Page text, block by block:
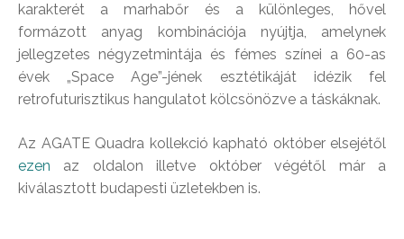
karakterét a marhabőr és a különleges, hővel
formázott anyag kombinációja nyújtja, amelynek
jellegzetes négyzetmintája és fémes színei a 60-as
évek „Space Age”-jének esztétikáját idézik fel
retrofuturisztikus hangulatot kölcsönözve a táskáknak.
Az AGATE Quadra kollekció kapható október elsejétől
ezen az oldalon illetve október végétől már a
kiválasztott budapesti üzletekben is.